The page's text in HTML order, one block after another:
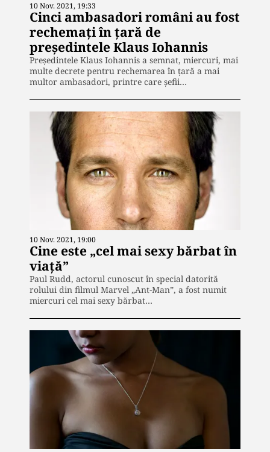
10 Nov. 2021, 19:33
Cinci ambasadori români au fost
rechemați în țară de
președintele Klaus Iohannis
Președintele Klaus Iohannis a semnat, miercuri, mai
multe decrete pentru rechemarea în țară a mai
multor ambasadori, printre care șefii…
10 Nov. 2021, 19:00
Cine este „cel mai sexy bărbat în
viață”
Paul Rudd, actorul cunoscut în special datorită
rolului din filmul Marvel „Ant-Man”, a fost numit
miercuri cel mai sexy bărbat…